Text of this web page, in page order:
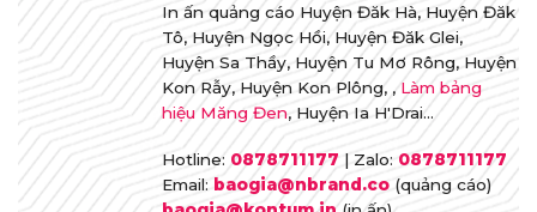
In ấn quảng cáo Huyện Đăk Hà, Huyện Đăk
Tô, Huyện Ngọc Hồi, Huyện Đăk Glei,
Huyện Sa Thầy, Huyện Tu Mơ Rông, Huyện
Kon Rẫy, Huyện Kon Plông, , Làm bảng
hiệu Măng Đen, Huyện Ia H'Drai...
Hotline: 0878711177 | Zalo: 0878711177
Email: baogia@nbrand.co (quảng cáo)